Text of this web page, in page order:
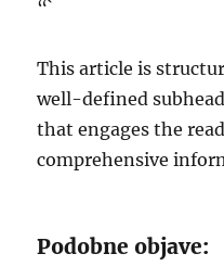
“`
This article is
well-defined
that engages the
comprehensive
Podobne objave: